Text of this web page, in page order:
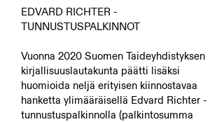
EDVARD RICHTER -
TUNNUSTUSPALKINNOT​
Vuonna 2020 Suomen Taideyhdistyksen
kirjallisuuslautakunta päätti lisäksi
huomioida neljä erityisen kiinnostavaa
hanketta ylimääräisellä Edvard Richter -
tunnustuspalkinnolla (palkintosumma